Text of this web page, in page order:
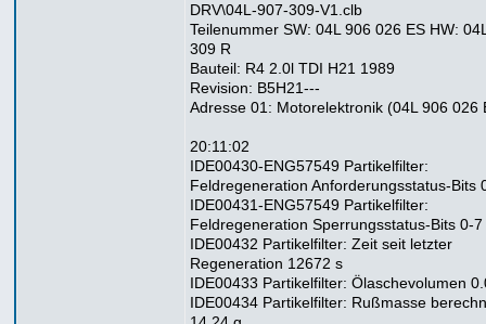
DRV\04L-907-309-V1.clb
Teilenummer SW: 04L 906 026 ES HW:
309 R
Bauteil: R4 2.0l TDI H21 1989
Revision: B5H21---
Adresse 01: Motorelektronik (04L 906 026
20:11:02
IDE00430-ENG57549 Partikelfilter:
Feldregeneration Anforderungsstatus-Bits
IDE00431-ENG57549 Partikelfilter:
Feldregeneration Sperrungsstatus-Bits 0-7
IDE00432 Partikelfilter: Zeit seit letzter
Regeneration 12672 s
IDE00433 Partikelfilter: Ölaschevolumen
IDE00434 Partikelfilter: Rußmasse